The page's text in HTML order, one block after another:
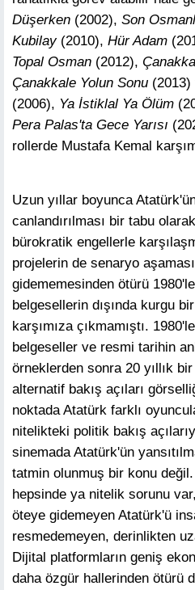
Düşerken (2002), Son
Kubilay(2010), Hür Adam
Topal Osman (2012),
Çanakkale Yolun Sonu
(2006), Ya İstiklal Ya Ölüm
Pera Palas'ta Gece Yarısı
rollerde Mustafa Kemal
Uzun yıllar boyunca
canlandırılması bir tabu
bürokratik engellerle
projelerin de senaryo
gidememesinden ötürü
belgesellerin dışında kurgu
karşımıza çıkmamıştı.
belgeseller ve resmi tarihin
örneklerden sonra 20 yıllık
alternatif bakış açıları
noktada Atatürk farklı
nitelikteki politik bakış
sinemada Atatürk'ün
tatmin olunmuş bir konu
hepsinde ya nitelik sorunu
öteye gidemeyen Atatürk'ü
resmedemeyen, derinlikten
Dijital platformların geniş
daha özgür hallerinden ötürü